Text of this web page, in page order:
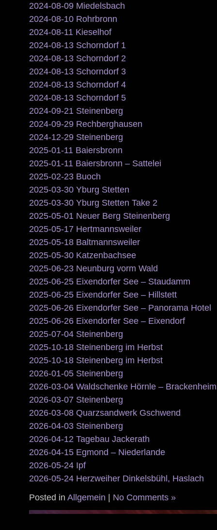
2024-08-09 Miedelsbach
2024-08-10 Rohrbronn
2024-08-11 Kieselhof
2024-08-13 Schorndorf 1
2024-08-13 Schorndorf 2
2024-08-13 Schorndorf 3
2024-08-13 Schorndorf 4
2024-08-13 Schorndorf 5
2024-09-21 Steinenberg
2024-09-29 Rechberghausen
2024-12-29 Steinenberg
2025-01-11 Baiersbronn
2025-01-11 Baiersbronn – Sattelei
2025-02-23 Buoch
2025-03-30 Yburg Stetten
2025-03-30 Yburg Stetten Take 2
2025-05-01 Neuer Berg Steinenberg
2025-05-17 Hertmannsweiler
2025-05-18 Baltmannsweiler
2025-05-30 Katzenbachsee
2025-06-23 Neunburg vorm Wald
2025-06-25 Eixendorfer See – Staudamm
2025-06-25 Eixendorfer See – Hillstett
2025-06-26 Eixendorfer See – Panorama Hotel
2025-06-26 Eixendorfer See – Eixendorf
2025-07-04 Steinenberg
2025-10-18 Steinenberg im Herbst
2025-10-18 Steinenberg im Herbst
2026-01-05 Steinenberg
2026-03-04 Waldschenke Hörnle – Brackenheim
2026-03-07 Steinenberg
2026-03-08 Quarzsandwerk Gschwend
2026-04-03 Steinenberg
2026-04-12 Tagebau Jackerath
2026-04-15 Egmond – Niederlande
2026-05-24 Ipf
2026-05-24 Herzweiher Dinkelsbühl, Haslach
Posted in Allgemein | No Comments »